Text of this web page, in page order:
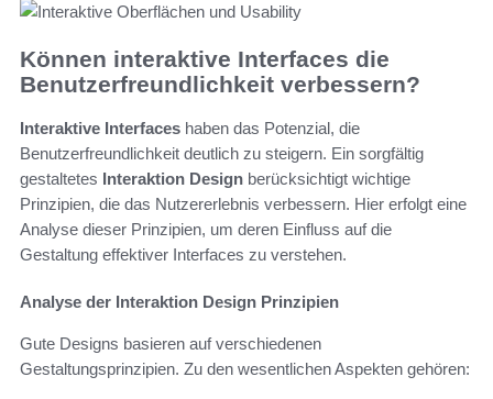
Können interaktive Interfaces die
Benutzerfreundlichkeit verbessern?
Interaktive Interfaces haben das Potenzial, die
Benutzerfreundlichkeit deutlich zu steigern. Ein sorgfältig
gestaltetes Interaktion Design berücksichtigt wichtige
Prinzipien, die das Nutzererlebnis verbessern. Hier erfolgt eine
Analyse dieser Prinzipien, um deren Einfluss auf die
Gestaltung effektiver Interfaces zu verstehen.
Analyse der Interaktion Design Prinzipien
Gute Designs basieren auf verschiedenen
Gestaltungsprinzipien. Zu den wesentlichen Aspekten gehören: